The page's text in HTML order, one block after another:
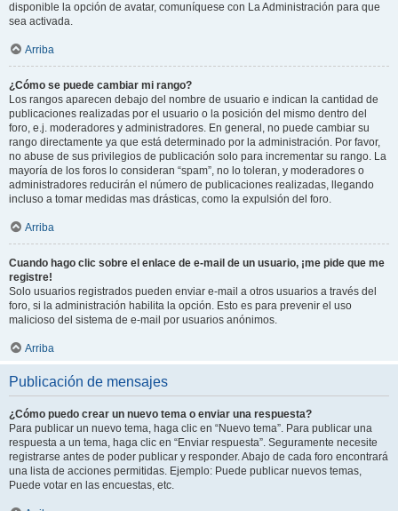
disponible la opción de avatar, comuníquese con La Administración para que
sea activada.
Arriba
¿Cómo se puede cambiar mi rango?
Los rangos aparecen debajo del nombre de usuario e indican la cantidad de
publicaciones realizadas por el usuario o la posición del mismo dentro del
foro, e.j. moderadores y administradores. En general, no puede cambiar su
rango directamente ya que está determinado por la administración. Por favor,
no abuse de sus privilegios de publicación solo para incrementar su rango. La
mayoría de los foros lo consideran “spam”, no lo toleran, y moderadores o
administradores reducirán el número de publicaciones realizadas, llegando
incluso a tomar medidas mas drásticas, como la expulsión del foro.
Arriba
Cuando hago clic sobre el enlace de e-mail de un usuario, ¡me pide que me
registre!
Solo usuarios registrados pueden enviar e-mail a otros usuarios a través del
foro, si la administración habilita la opción. Esto es para prevenir el uso
malicioso del sistema de e-mail por usuarios anónimos.
Arriba
Publicación de mensajes
¿Cómo puedo crear un nuevo tema o enviar una respuesta?
Para publicar un nuevo tema, haga clic en “Nuevo tema”. Para publicar una
respuesta a un tema, haga clic en “Enviar respuesta”. Seguramente necesite
registrarse antes de poder publicar y responder. Abajo de cada foro encontrará
una lista de acciones permitidas. Ejemplo: Puede publicar nuevos temas,
Puede votar en las encuestas, etc.